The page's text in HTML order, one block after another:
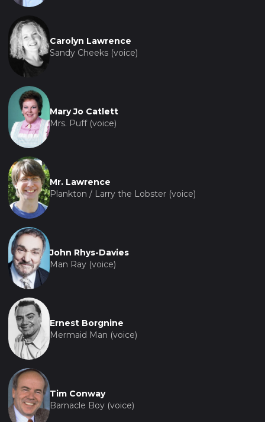
Carolyn Lawrence
Sandy Cheeks (voice)
Mary Jo Catlett
Mrs. Puff (voice)
Mr. Lawrence
Plankton / Larry the Lobster (voice)
John Rhys-Davies
Man Ray (voice)
Ernest Borgnine
Mermaid Man (voice)
Tim Conway
Barnacle Boy (voice)